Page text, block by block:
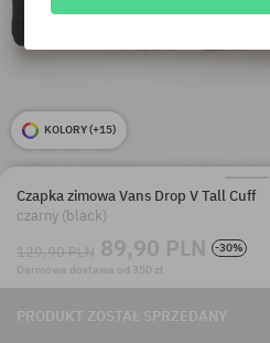
KOLORY (+15)
Czapka zimowa Vans Drop V Tall Cuff
czarny (black)
129,90 PLN 89,90 PLN
-30%
Darmowa dostawa od 350 zł
PRODUKT ZOSTAŁ SPRZEDANY